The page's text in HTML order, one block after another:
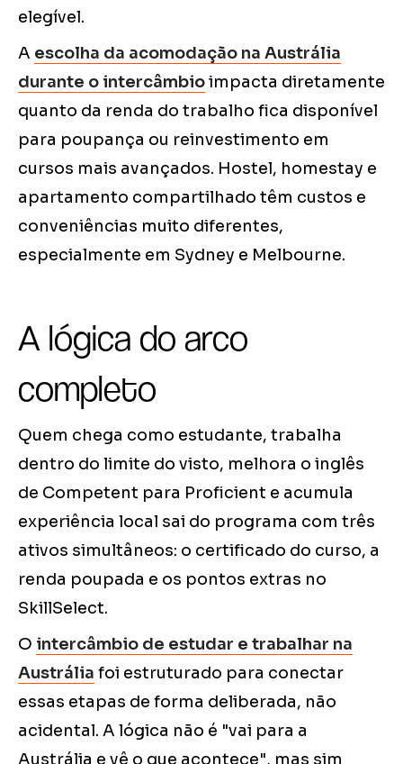
elegível.
A escolha da acomodação na Austrália
durante o intercâmbioimpacta diretamente
quanto da renda do trabalho fica disponível
para poupança ou reinvestimento em
cursos mais avançados. Hostel, homestay e
apartamento compartilhado têm custos e
conveniências muito diferentes,
especialmente em Sydney e Melbourne.
A lógica do arco
completo
Quem chega como estudante, trabalha
dentro do limite do visto, melhora o inglês
de Competent para Proficient e acumula
experiência local sai do programa com três
ativos simultâneos: o certificado do curso, a
renda poupada e os pontos extras no
SkillSelect.
O intercâmbio de estudar e trabalhar na
Austrália foi estruturado para conectar
essas etapas de forma deliberada, não
acidental. A lógica não é "vai para a
Austrália e vê o que acontece", mas sim